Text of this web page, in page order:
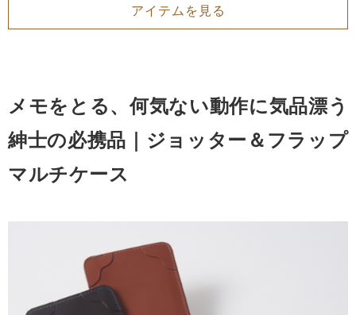
アイテムを見る
メモをとる、何気ない動作に気品漂う
紳士の必携品｜ジョッター＆フラップ
マルチケース